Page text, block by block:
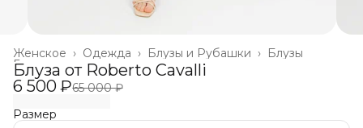
Блузы
Блузы и Рубашки ›
Одежда ›
Женское ›
Главная ›
Блуза от Roberto Cavalli
6 500 ₽65 000 ₽
Размер